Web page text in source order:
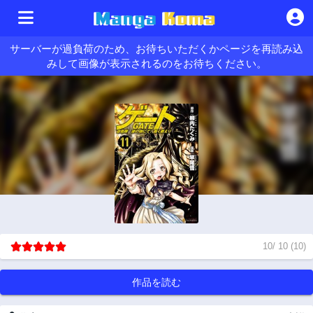
サーバーが過負荷のため、お待ちいただくかページを再読み込
みして画像が表示されるのをお待ちください。
10/ 10 (10)
作品を読む